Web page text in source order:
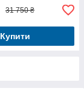
31 750 ₴
Купити